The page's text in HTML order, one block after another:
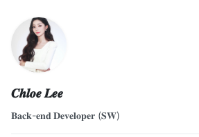
𝑪𝒉𝒍𝒐𝒆 𝑳𝒆𝒆
𝐁𝐚𝐜𝐤-𝐞𝐧𝐝 𝐃𝐞𝐯𝐞𝐥𝐨𝐩𝐞𝐫 (𝐒𝐖)